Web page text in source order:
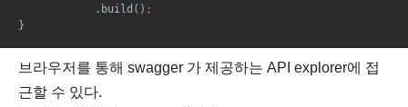
            .build()
;
}
브라우저를 통해 swagger 가 제공하는 API explorer에 접
근할 수 있다.